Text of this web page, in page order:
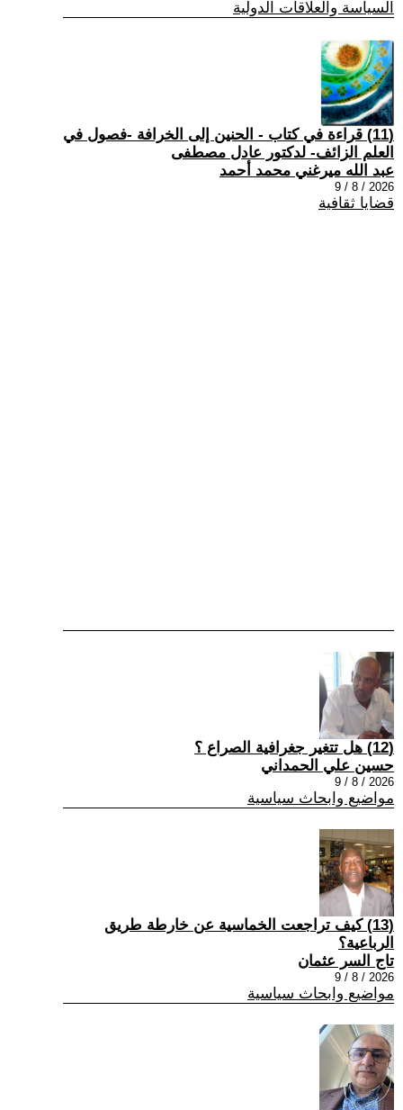
السياسة والعلاقات الدولية
(11) قراءة في كتاب - الحنين إلى الخرافة -فصول في
العلم الزائف- لدكتور عادل مصطفى
عبد الله ميرغني محمد أحمد
2026 / 8 / 9
قضايا ثقافية
(12) هل تتغير جغرافية الصراع ؟
حسين علي الحمداني
2026 / 8 / 9
مواضيع وابحاث سياسية
(13) كيف تراجعت الخماسية عن خارطة طريق
الرباعية؟
تاج السر عثمان
2026 / 8 / 9
مواضيع وابحاث سياسية